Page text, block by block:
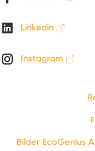
Linkedin
Instagram
Bilder EcoGenius